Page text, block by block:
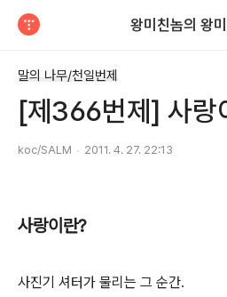
왕미친놈의 왕
말의 나무/천일번제
[제366번제] 사랑
koc/SALM 2011. 4. 27. 22:13
사랑이란?
사진기 셔터가 물리는 그 순간.